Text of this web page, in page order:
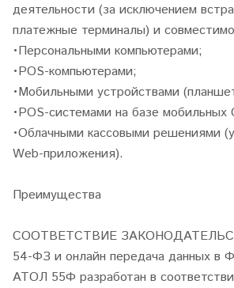
деятельности (за исключением
платежные терминалы) и
•Персональными компьютерами;
•POS-компьютерами;
•Мобильными устройствами
•POS-системами на базе мобильных
•Облачными кассовыми решениями
Web-приложения).
Преимущества
СООТВЕТСТВИЕ
54-ФЗ и онлайн передача данных
АТОЛ 55Ф разработан в